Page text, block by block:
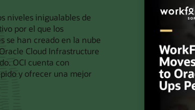
niveles inigualables de
por el que los
se han creado en la nube
Cloud Infrastructure
OCI cuenta con
y ofrecer una mejor